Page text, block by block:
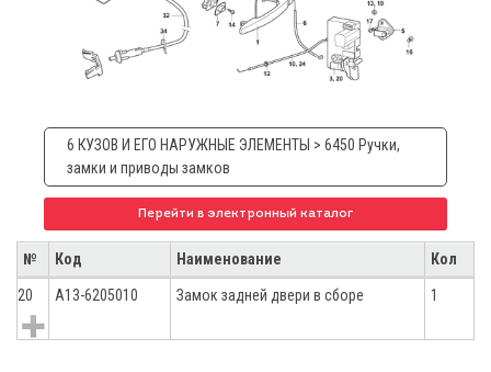
6 КУЗОВ И ЕГО НАРУЖНЫЕ ЭЛЕМЕНТЫ > 6450 Ручки,
замки и приводы замков
Перейти в электронный каталог
№ Код Наименование Кол
20 A13-6205010 Замок задней двери в сборе 1